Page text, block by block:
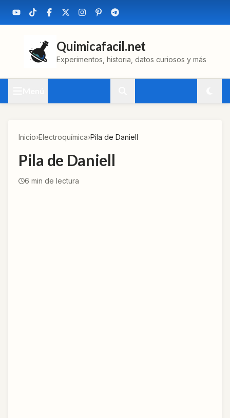
Quimicafacil.net
Experimentos, historia, datos curiosos y más
Inicio›Electroquímica›Pila de Daniell
Pila de Daniell
6 min de lectura